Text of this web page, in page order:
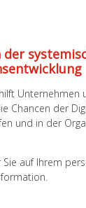
der
hilft Unternehmen
Chancen der
und in der
auf Ihrem